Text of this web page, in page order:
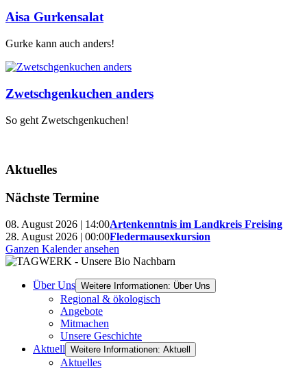
Aisa Gurkensalat
Gurke kann auch anders!
Zwetschgenkuchen anders
So geht Zwetschgenkuchen!
Aktuelles
Nächste Termine
08. August 2026 | 14:00Artenkenntnis im Landkreis Freising
28. August 2026 | 00:00Fledermausexkursion
Ganzen Kalender ansehen
Über Uns Weitere Informationen: Über Uns
Regional & ökologisch
Angebote
Mitmachen
Unsere Geschichte
Aktuell Weitere Informationen: Aktuell
Aktuelles